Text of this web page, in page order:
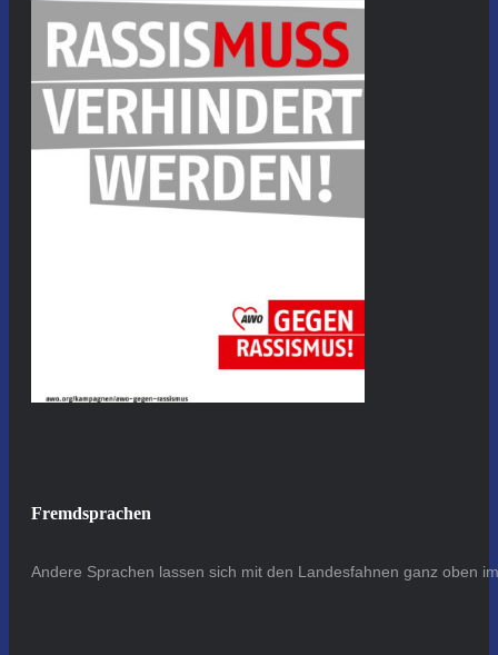
Fremdsprachen
Andere Sprachen lassen sich mit den Landesfahnen ganz oben